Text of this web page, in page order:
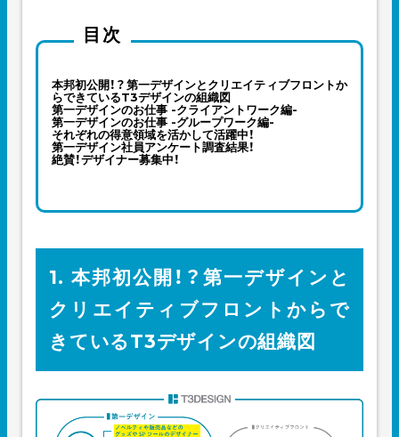
目次
本邦初公開！？第一デザインとクリエイティブフロントか
らできているT3デザインの組織図
第一デザインのお仕事 -クライアントワーク編-
第一デザインのお仕事 -グループワーク編-
それぞれの得意領域を活かして活躍中！
第一デザイン社員アンケート調査結果！
絶賛！デザイナー募集中！
1. 本邦初公開！？第一デザインと
クリエイティブフロントからで
きているT3デザインの組織図